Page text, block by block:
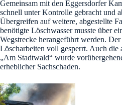
Gemeinsam mit den Eggersdorfer
schnell unter Kontrolle gebracht und
Übergreifen auf weitere, abgestellte
benötigte Löschwasser musste über
Wegstrecke herangeführt werden.
Löscharbeiten voll gesperrt. Auch die
„Am Stadtwald“ wurde
erheblicher Sachschaden.